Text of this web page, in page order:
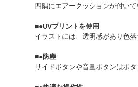
四隅にエアークッションが付い
■●UVプリントを使用
イラストには、透明感があり色
■●防塵
サイドボタンや音量ボタンはボ